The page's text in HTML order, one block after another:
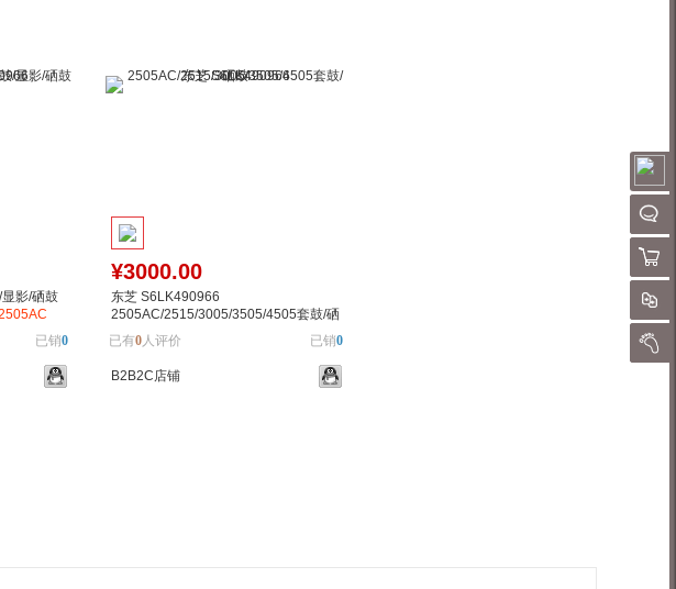
QQ
购物
对
我的
影/硒鼓
已销0
¥3000.00
东芝 S6LK490966
2505AC/2515/3005/3505/4505套鼓/硒
鼓 黑色
已有0人评价 已销0
B2B2C店铺